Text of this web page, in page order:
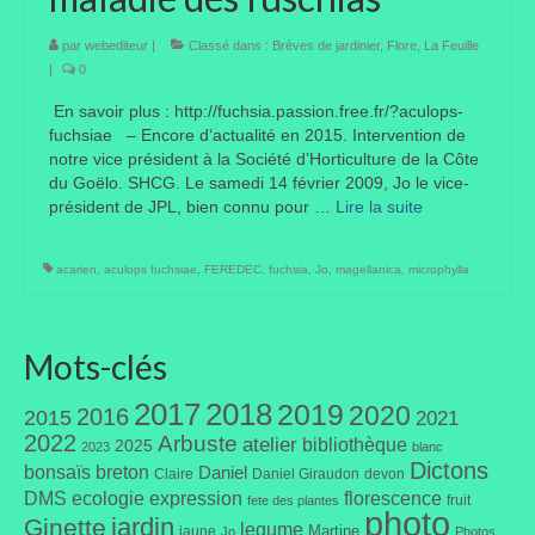
Taille des arbres et arbustes
Autres
Bibliothèque
Revues
Evénements
Amis jardiniers du Devon
Fête des plantes
Florescence
par webediteur | Classé dans : Brèves de jardinier, Flore La Feuille
|
0
En savoir plus : http://fuchsia.passion.free.fr/?aculops-
fuchsiae – Encore d‘actualité en 2015. Intervention de
notre vice président à la Société d’Horticulture de la Côte
du Goëlo. SHCG. Le samedi 14 février 2009, Jo le vice-
président de JPL, bien connu pour … Lire la suite­­
acarien aculops fuchsiae FEREDEC fuchsia Jo magellanica microphylla
Mots-clés
2015 2016 201720182019 2020 2021
2022 2023 2025 Arbuste atelier bibliothèque blanc
bonsaïs breton Claire Daniel Daniel Giraudon devon Dictons
DMS ecologie expression fete des plantes florescence fruit
Ginette jardin jaune Jo legume Martine photo Photos